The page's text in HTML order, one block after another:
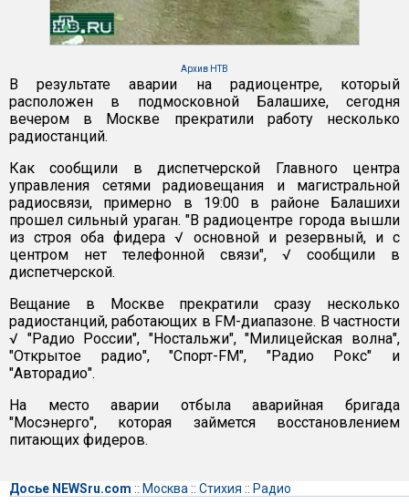
Архив НТВ
В результате аварии на радиоцентре, который
расположен в подмосковной Балашихе, сегодня
вечером в Москве прекратили работу несколько
радиостанций.
Как сообщили в диспетчерской Главного центра
управления сетями радиовещания и магистральной
радиосвязи, примерно в 19:00 в районе Балашихи
прошел сильный ураган. "В радиоцентре города вышли
из строя оба фидера √ основной и резервный, и с
центром нет телефонной связи", √ сообщили в
диспетчерской.
Вещание в Москве прекратили сразу несколько
радиостанций, работающих в FM-диапазоне. В частности
√ "Радио России", "Ностальжи", "Милицейская волна",
"Открытое радио", "Спорт-FM", "Радио Рокс" и
"Авторадио".
На место аварии отбыла аварийная бригада
"Мосэнерго", которая займется восстановлением
питающих фидеров.
Досье NEWSru.com :: Москва :: Стихия :: Радио